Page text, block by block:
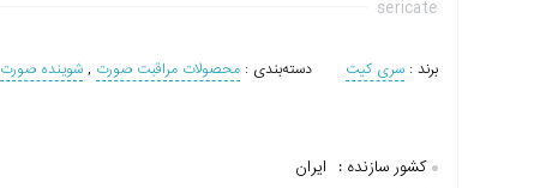
sericate
برند : سری کیت دسته‌بندی : محصولات مراقبت صورت , شوینده صورت
کشور سازنده :
ایران